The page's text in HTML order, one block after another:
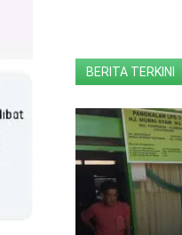
BERITA TERKINI